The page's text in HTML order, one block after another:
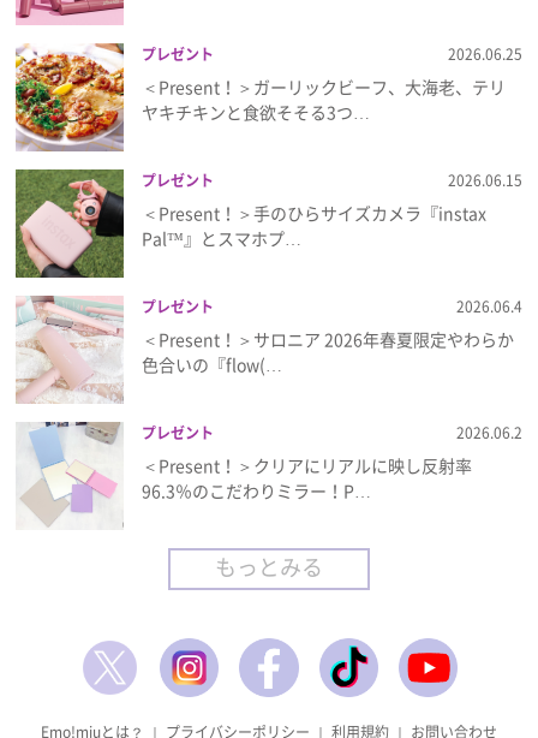
プレゼント 2026.06.25
＜Present！＞ガーリックビーフ、大海老、テリ
ヤキチキンと食欲そそる3つ…
プレゼント 2026.06.15
＜Present！＞手のひらサイズカメラ『instax
Pal™』とスマホプ…
プレゼント 2026.06.4
＜Present！＞サロニア 2026年春夏限定やわらか
色合いの『flow(…
プレゼント 2026.06.2
＜Present！＞クリアにリアルに映し反射率
96.3％のこだわりミラー！P…
もっとみる
Emo!miuとは？ ｜ プライバシーポリシー ｜ 利用規約 ｜ お問い合わせ